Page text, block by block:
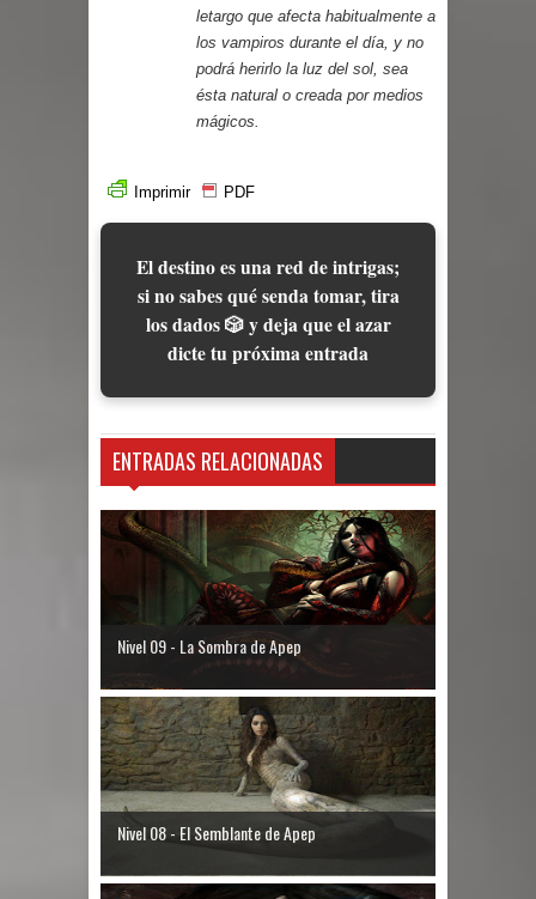
letargo que afecta habitualmente a
los vampiros durante el día, y no
podrá herirlo la luz del sol, sea
ésta natural o creada por medios
mágicos.
Imprimir PDF
El destino es una red de intrigas;
si no sabes qué senda tomar, tira
los dados 🎲 y deja que el azar
dicte tu próxima entrada
ENTRADAS RELACIONADAS
Nivel 09 - La Sombra de Apep
Nivel 08 - El Semblante de Apep